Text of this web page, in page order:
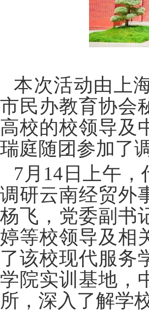
本次活动由上
市民办教育协会
高校的校领导及
瑞庭随团参加了
7 月 14 日上午
调研云南经贸外
杨飞，党委副书
婷等校领导及相
了该校现代服务
学院实训基地，
所，深入了解学